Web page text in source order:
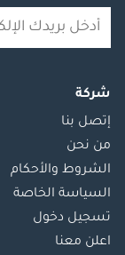
شركة
إتصل بنا
من نحن
الشروط والأحكام
السياسة الخاصة
تسجيل دخول
اعلن معنا